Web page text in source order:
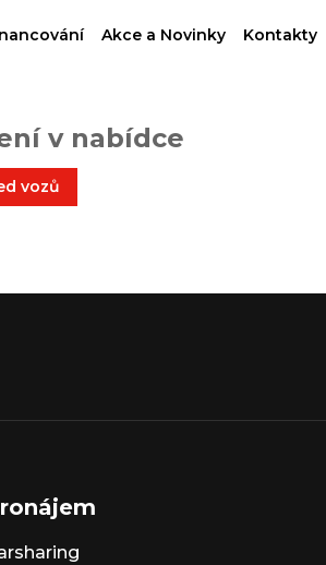
Akce a Novinky Kontakty
v nabídce
vozů